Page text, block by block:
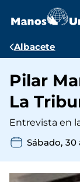
contenido
Ruta
Albacete
Pilar
La
Entrevista en
Sábado, 30